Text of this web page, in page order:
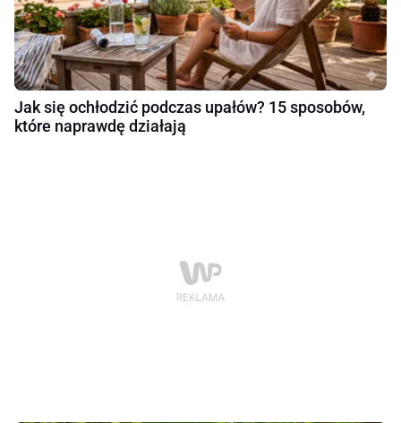
Jak się ochłodzić podczas upałów? 15 sposobów,
które naprawdę działają